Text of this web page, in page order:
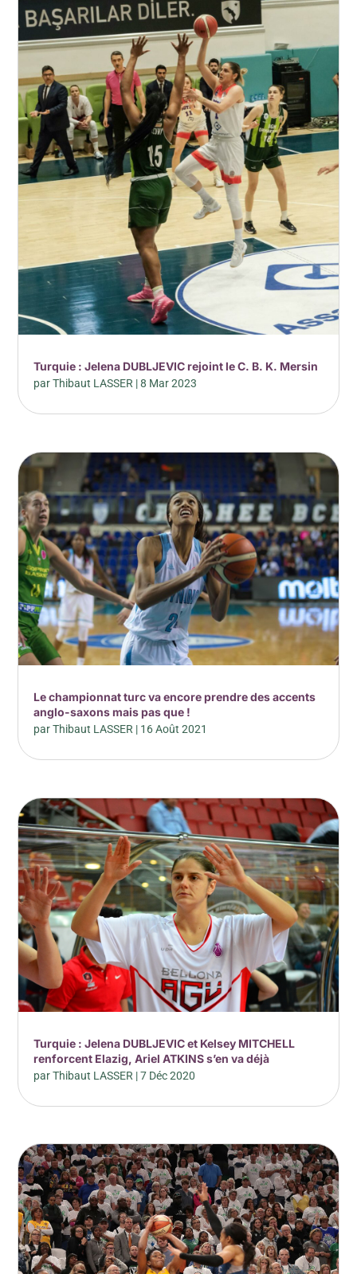
Turquie : Jelena DUBLJEVIC rejoint le C. B. K. Mersin
parThibaut LASSER |8 Mar 2023
Le championnat turc va encore prendre des accents
anglo-saxons mais pas que !
parThibaut LASSER | 16 Août 2021
Turquie : Jelena DUBLJEVIC et Kelsey MITCHELL
renforcent Elazig, Ariel ATKINS s’en va déjà
parThibaut LASSER |7 Déc 2020